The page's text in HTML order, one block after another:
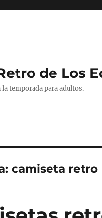
de Los
temporada para adultos.
camiseta retro